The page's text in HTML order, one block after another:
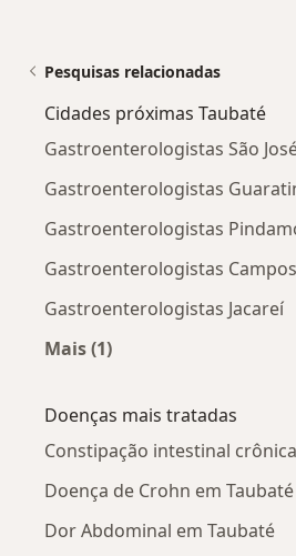
Pesquisas relacionadas
Cidades próximas Taubaté
Gastroenterologistas São
Gastroenterologistas
Gastroenterologistas
Gastroenterologistas
Gastroenterologistas Jacareí
Mais (1)
Doenças mais tratadas
Constipação intestinal
Doença de Crohn em Taubaté
Dor Abdominal em Taubaté